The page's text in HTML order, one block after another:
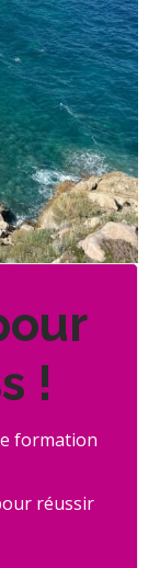
!
formation
réussir